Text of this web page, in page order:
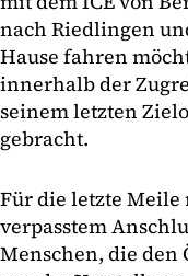
nach Riedlingen
Hause fahren
innerhalb der
seinem letzten
gebracht.
Für die letzte Meile
verpasstem
Menschen, die den